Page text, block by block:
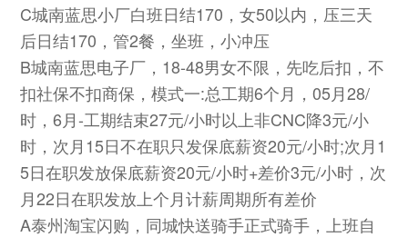
C城南蓝思小厂白班日结170，女50以内，压三天
后日结170，管2餐，坐班，小冲压
B城南蓝思电子厂，18-48男女不限，先吃后扣，不
扣社保不扣商保，模式一:总工期6个月，05月28/
时，6月-工期结束27元/小时以上非CNC降3元/小
时，次月15日不在职只发保底薪资20元/小时;次月1
5日在职发放保底薪资20元/小时+差价3元/小时，次
月22日在职发放上个月计薪周期所有差价
A泰州淘宝闪购，同城快送骑手正式骑手，上班自